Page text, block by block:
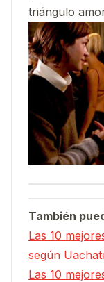
triángulo
También
Las 10
según
Las 10